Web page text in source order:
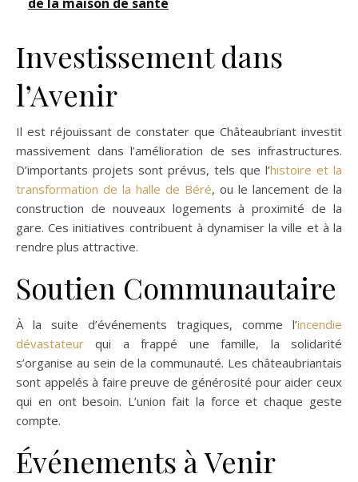
Investissement dans
l’Avenir
Il est réjouissant de constater que Châteaubriant investit
massivement dans l’amélioration de ses infrastructures.
D’importants projets sont prévus, tels que l’histoire et la
transformation de la halle de Béré, ou le lancement de la
construction de nouveaux logements à proximité de la
gare. Ces initiatives contribuent à dynamiser la ville et à la
rendre plus attractive.
Soutien Communautaire
À la suite d’événements tragiques, comme l’incendie
dévastateur qui a frappé une famille, la solidarité
s’organise au sein de la communauté. Les châteaubriantais
sont appelés à faire preuve de générosité pour aider ceux
qui en ont besoin. L’union fait la force et chaque geste
compte.
Événements à Venir